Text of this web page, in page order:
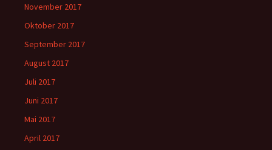
November 2017
Oktober 2017
September 2017
August 2017
Juli 2017
Juni 2017
Mai 2017
April 2017